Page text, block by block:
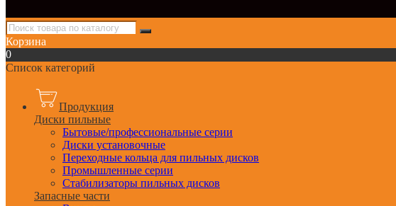
Корзина
0
Список категорий
Продукция
Диски пильные
Бытовые/профессиональные серии
Диски установочные
Переходные кольца для пильных дисков
Промышленные серии
Стабилизаторы пильных дисков
Запасные части